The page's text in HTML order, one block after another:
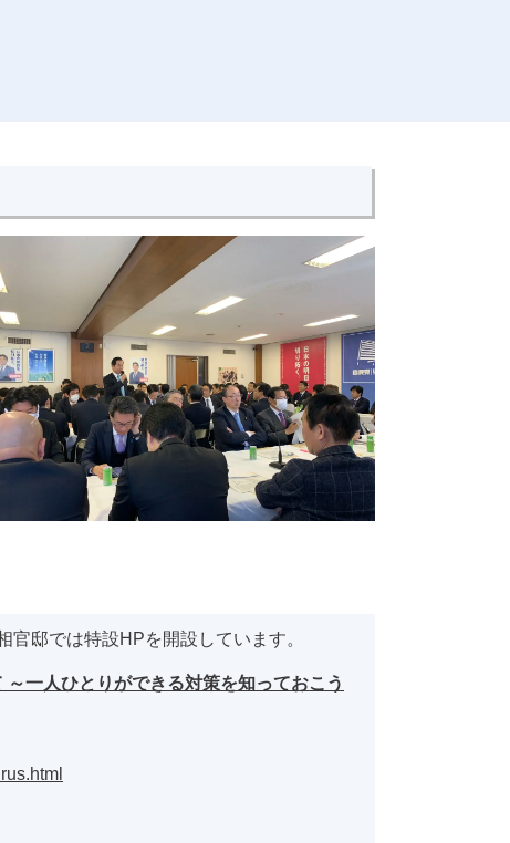
邸では特設HPを開設しています。
一人ひとりができる対策を知っておこう